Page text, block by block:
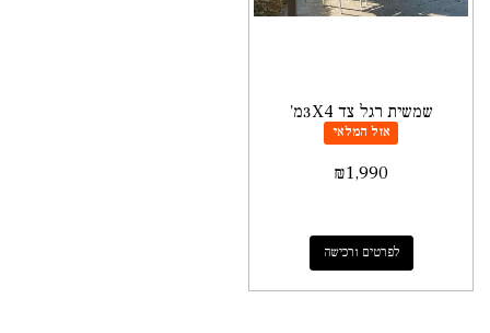
שמשית רגל צד 3X4מ'
אזל המלאי
₪1,990
לפרטים ורכישה